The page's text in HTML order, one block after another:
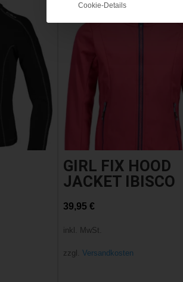
GIRL FIX HOOD
JACKET IBISCO
39,95€
inkl. MwSt.
zzgl.Versandkosten
Cookie-Details